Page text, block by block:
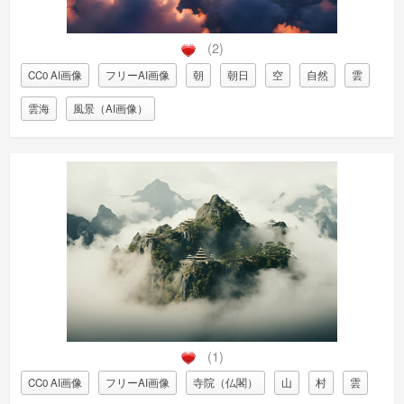
(2)
CC0 AI画像 フリーAI画像 朝 朝日 空 自然 雲
雲海 風景（AI画像）
(1)
CC0 AI画像 フリーAI画像 寺院（仏閣） 山 村 雲